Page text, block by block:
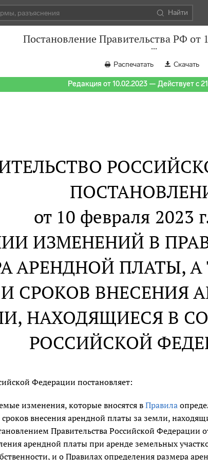
Найти
Постановление Правительства РФ от
Распечатать Скачать
Редакция от 10.02.2023 — Действует с
от 10 февраля 2023
ИЗМЕНЕНИЙ В
АРЕНДНОЙ ПЛАТЫ,
СРОКОВ ВНЕСЕНИЯ
НАХОДЯЩИЕСЯ В
РОССИЙСКОЙ
Федерации постановляет:
изменения, которые вносятся вПравила
внесения арендной платы за земли,
Правительства Российской Федерации
арендной платы при аренде земельных
и о Правилах определения размера